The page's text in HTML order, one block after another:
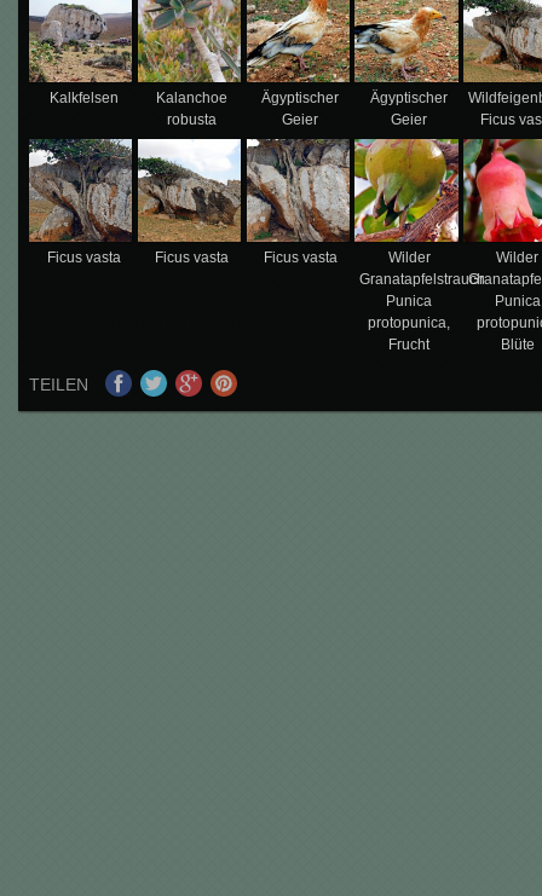
Kalkfelsen
Kalanchoe
robusta
Ägyptischer
Geier
Ägyptischer
Geier
Ficus
Ficus vasta Ficus vasta Ficus vasta
Wilder
Granatapfelstrauch
Punica
protopunica,
Frucht
Wilder
Punica
Blüte
TEILEN